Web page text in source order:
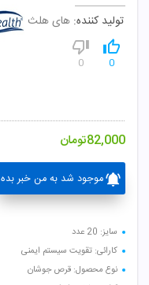
تولید کننده: های هلث
0
0
82,000تومان
موجود شد به من خبر بده
سایز: 20 عدد
کارائی: تقویت سیستم ایمنی
نوع محصول: قرص جوشان